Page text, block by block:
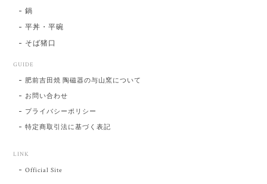
鍋
平丼・平碗
そば猪口
GUIDE
肥前吉田焼 陶磁器の与山窯について
お問い合わせ
プライバシーポリシー
特定商取引法に基づく表記
LINK
Official Site